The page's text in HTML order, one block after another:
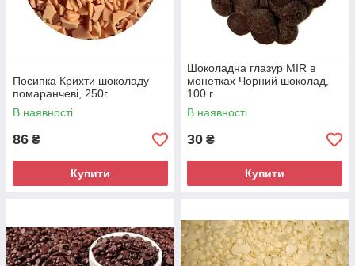
Посипка Крихти шоколаду
помаранчеві, 250г
В наявності
86 ₴
Купити
Шоколадна глазур MIR в
монетках Чорний шоколад,
100 г
В наявності
30 ₴
Купити